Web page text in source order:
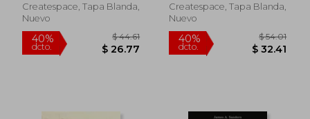
Createspace, Tapa Blanda,
Nuevo
Createspace, Tapa Blanda,
Nuevo